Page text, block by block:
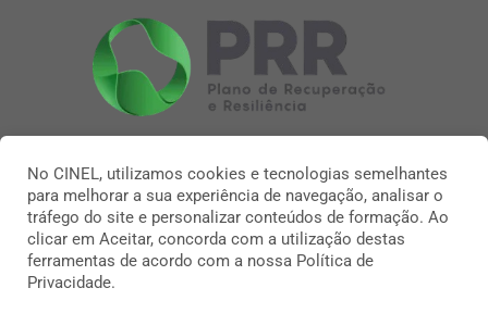
No CINEL, utilizamos cookies e tecnologias semelhantes
para melhorar a sua experiência de navegação, analisar o
tráfego do site e personalizar conteúdos de formação. Ao
clicar em Aceitar, concorda com a utilização destas
ferramentas de acordo com a nossa Política de
Privacidade.